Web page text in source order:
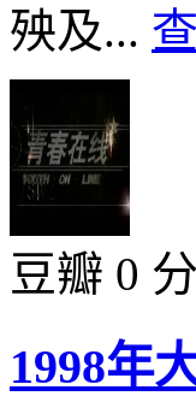
殃及...
豆瓣 0 分
1998年